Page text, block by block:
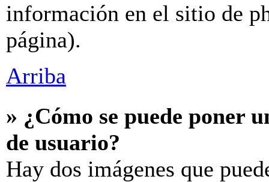
información en el sitio de
página).
Arriba
» ¿Cómo se puede poner
de usuario?
Hay dos imágenes que